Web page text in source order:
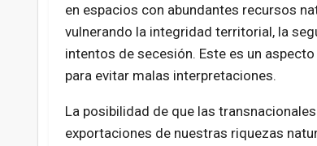
en espacios con abundantes recursos
vulnerando la integridad territorial, la
intentos de secesión. Este es un
para evitar malas interpretaciones.
La posibilidad de que las
exportaciones de nuestras riquezas